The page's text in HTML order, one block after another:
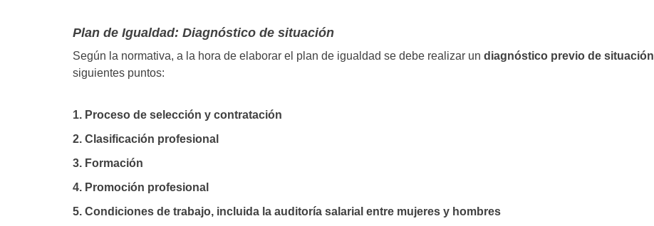
Plan de Igualdad: Diagnóstico de situación
Según la normativa, a la hora de elaborar el plan de igualdad se debe realizar un diagnóstico previo de situación
siguientes puntos:
1. Proceso de selección y contratación
2. Clasificación profesional
3. Formación
4. Promoción profesional
5. Condiciones de trabajo, incluida la auditoría salarial entre mujeres y hombres